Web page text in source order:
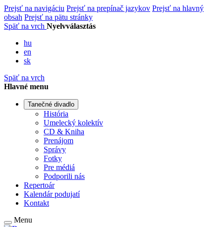
Prejsť na navigáciu Prejsť na prepínač jazykov Prejsť na hlavný
obsah Prejsť na pätu stránky
Späť na vrch Nyelvválasztás
hu
en
sk
Späť na vrch
Hlavné menu
Tanečné divadlo
História
Umelecký kolektív
CD & Kniha
Prenájom
Správy
Fotky
Pre médiá
Podporili nás
Repertoár
Kalendár podujatí
Kontakt
Menu